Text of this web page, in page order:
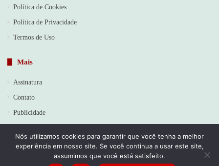
Política de Cookies
Política de Privacidade
Termos de Uso
Mais
Assinatura
Contato
Publicidade
© Copyright 2026, Todos os direitos reservados | Jornal Sou do
Nós utilizamos cookies para garantir que você tenha a melhor
experiência em nosso site. Se você continua a usar este site,
assumimos que você está satisfeito.